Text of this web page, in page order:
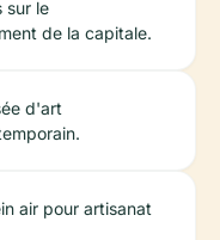
sur le
de la capitale.
d'art
air pour artisanat